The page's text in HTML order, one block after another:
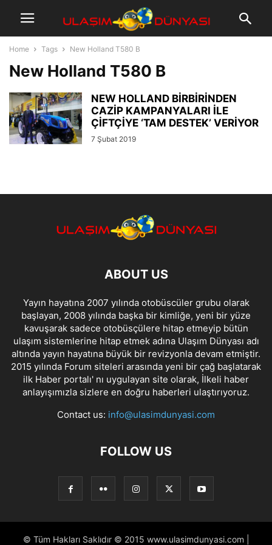
Home Tags New Holland T580 B
New Holland T580 B
NEW HOLLAND BİRBİRİNDEN
CAZİP KAMPANYALARI İLE
ÇİFTÇİYE ‘TAM DESTEK’ VERİYOR
7 Şubat 2019
ABOUT US
Yayın hayatına 2007 yılında otobüscüler grubu olarak
başlayan, 2008 yılında başka bir kimliğe, yeni bir yüze
kavuşarak sadece otobüsçülere hitap etmeyip bütün
ulaşım sistemlerine hitap etmek adına Ulaşım Dünyası adı
altında yayın hayatına büyük bir revizyonla devam etmiştir.
2015 yılında Forum siteleri arasında yeni bir çağ başlatarak
ilk Haber portalı' nı uygulayan site olarak, İlkeli haber
anlayışımızla sizlere en doğru haberleri ulaştırıyoruz.
Contact us: info@ulasimdunyasi.com
FOLLOW US
© Tüm Hakları Saklıdır © 2015 www.ulasimdunyasi.com |